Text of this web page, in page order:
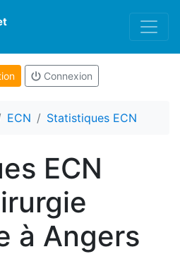
Connexion
ECN Statistiques ECN
ECN
à Angers